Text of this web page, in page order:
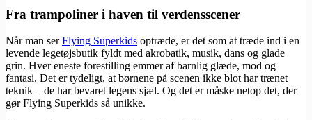
Fra trampoliner i haven til verdensscener
Når man serFlying Superkids optræde, er det som at træde ind i en
levende legetøjsbutik fyldt med akrobatik, musik, dans og glade
grin. Hver eneste forestilling emmer af barnlig glæde, mod og
fantasi. Det er tydeligt, at børnene på scenen ikke blot har trænet
teknik – de har bevaret legens sjæl. Og det er måske netop det, der
gør Flying Superkids så unikke.